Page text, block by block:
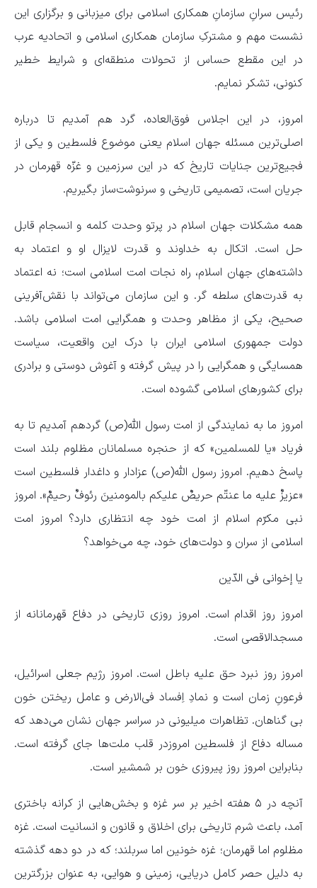
رئیس سرانِ سازمانِ همکاری اسلامی برای میزبانی و برگزاری این
نشست مهم و مشترکِ سازمان همکاری اسلامی و اتحادیه عرب
در این مقطع حساس از تحولات منطقه‌ای و شرایط خطیر
کنونی، تشکر نمایم.
امروز، در این اجلاس فوق‌العاده، گرد هم آمدیم تا درباره
اصلی‌ترین مسئله جهان اسلام یعنی موضوع فلسطین و یکی از
فجیع‌ترین جنایات تاریخ که در این سرزمین و غزّه قهرمان در
جریان است، تصمیمی تاریخی و سرنوشت‌ساز بگیریم.
همه مشکلات جهان اسلام در پرتو وحدت کلمه و انسجام قابل
حل است. اتکال به خداوند و قدرت لایزال او و اعتماد به
داشته‌های جهان اسلام، راه نجات امت اسلامی است؛ نه اعتماد
به قدرت‌های سلطه گر. و این سازمان می‌تواند با نقش‌آفرینی
صحیح،‌ یکی از مظاهر وحدت و همگرایی امت اسلامی باشد.
دولت جمهوری اسلامی ایران با درک این واقعیت، سیاست
همسایگی و همگرایی را در پیش گرفته و آغوش دوستی و برادری
برای کشورهای اسلامی گشوده است.
امروز ما به نمایندگی از امت رسول الله(ص) گردهم آمدیم تا به
فریاد «یا للمسلمین» که از حنجره مسلمانان مظلوم بلند است
پاسخ دهیم. امروز رسول الله(ص) عزادار و داغدار فلسطین است
«عزیزٌ علیه ما عنتّم حریصٌ علیکم بالمومنینَ رئوفٌ رحیمٌ». امروز
نبی مکرّم اسلام از امت خود چه انتظاری دارد؟ امروز امت
اسلامی از سران و دولت‌های خود، چه می‌خواهد؟
یا إخوانی فی الدّین
امروز روز اقدام است. امروز روزی تاریخی در دفاع قهرمانانه از
مسجدالاقصی است.
امروز روز نبرد حق علیه باطل است. امروز رژیم جعلی اسرائیل،
فرعونِ زمان است و نمادِ اِفساد فی‌الارض و عامل ریختن خون
بی گناهان. تظاهرات میلیونی در سراسر جهان نشان می‌دهد که
مساله دفاع از فلسطین امروزدر قلب ملت‌ها جای گرفته است.
بنابراین امروز روز پیروزی خون بر شمشیر است.
آنچه در ۵ هفته اخیر بر سر غزه و بخش‌هایی از کرانه باختری
آمد، باعث شرم تاریخی برای اخلاق و قانون و انسانیت است. غزه
مظلوم اما قهرمان؛ غزه خونین اما سربلند؛ که در دو دهه گذشته
به دلیل حصر کامل دریایی، زمینی و هوایی، به عنوان بزرگترین